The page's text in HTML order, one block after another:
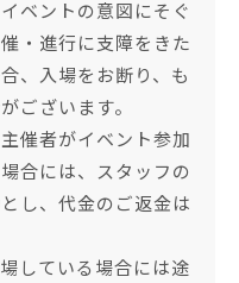
ベントの意図にそぐ
・進行に支障をきた
、入場をお断り、も
ございます。
催者がイベント参加
合には、スタッフの
し、代金のご返金は
している場合には途